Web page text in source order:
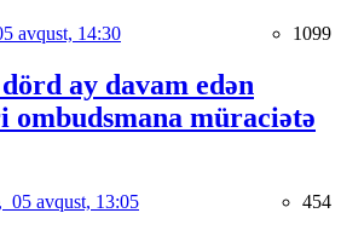
avqust, 14:30 1099
ay davam edən
ombudsmana müraciətə
05 avqust, 13:05 454